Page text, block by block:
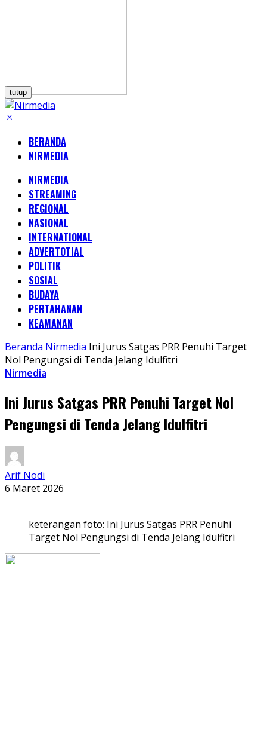
tutup
BERANDA
NIRMEDIA
NIRMEDIA
STREAMING
REGIONAL
NASIONAL
INTERNATIONAL
ADVERTOTIAL
POLITIK
SOSIAL
BUDAYA
PERTAHANAN
KEAMANAN
Beranda Nirmedia Ini Jurus Satgas PRR Penuhi Target
Nol Pengungsi di Tenda Jelang Idulfitri
Nirmedia
Ini Jurus Satgas PRR Penuhi Target Nol
Pengungsi di Tenda Jelang Idulfitri
Arif Nodi
6 Maret 2026
keterangan foto: Ini Jurus Satgas PRR Penuhi
Target Nol Pengungsi di Tenda Jelang Idulfitri